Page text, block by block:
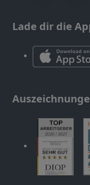
Lade dir die